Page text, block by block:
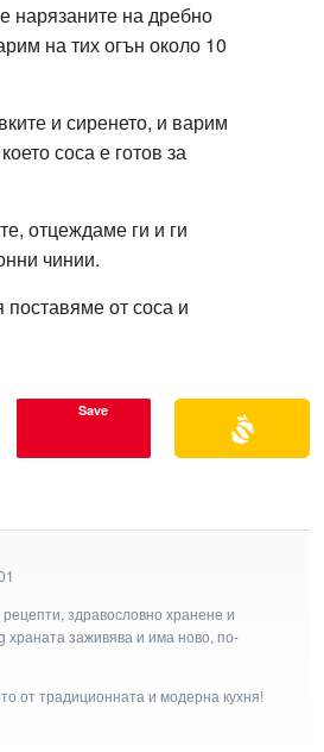
нарязаните на дребно
на тих огън около 10
и сиренето, и варим
соса е готов за
отцеждаме ги и ги
чинии.
от соса и
Save
здравословно хранене и
заживява и има ново, по-
от традиционната и модерна кухня!